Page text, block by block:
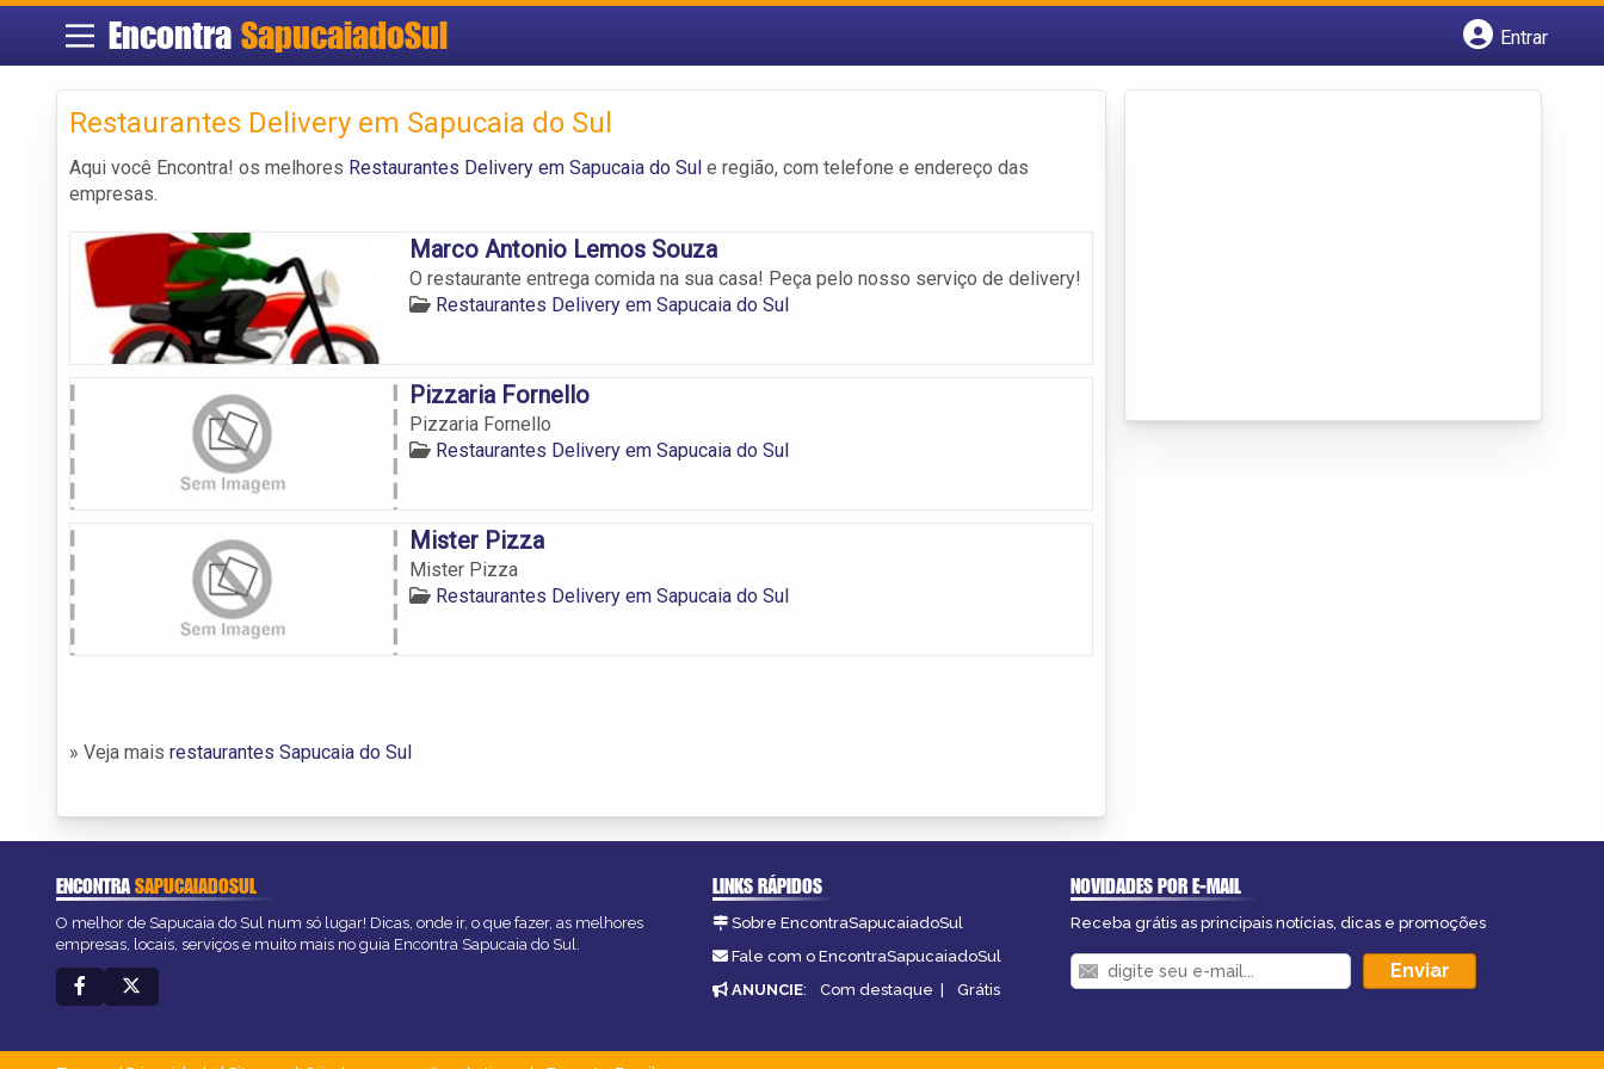
Encontra SapucaiadoSul
Entrar
Restaurantes Delivery em Sapucaia do Sul
Aqui você Encontra! os melhores Restaurantes Delivery em Sapucaia do Sul e região, com telefone e endereço das
empresas.
Marco Antonio Lemos Souza
O restaurante entrega comida na sua casa! Peça pelo nosso serviço de delivery!
Restaurantes Delivery em Sapucaia do Sul
Pizzaria Fornello
Pizzaria Fornello
Restaurantes Delivery em Sapucaia do Sul
Mister Pizza
Mister Pizza
Restaurantes Delivery em Sapucaia do Sul
» Veja mais restaurantes Sapucaia do Sul
ENCONTRASAPUCAIADOSUL
O melhor de Sapucaia do Sul num só lugar! Dicas, onde ir, o que fazer, as melhores
empresas, locais, serviços e muito mais no guia Encontra Sapucaia do Sul.
LINKS RÁPIDOS
Sobre EncontraSapucaiadoSul
Fale com o EncontraSapucaiadoSul
ANUNCIE: Com destaque | Grátis
NOVIDADES POR E-MAIL
Receba grátis as principais notícias, dicas e promoções